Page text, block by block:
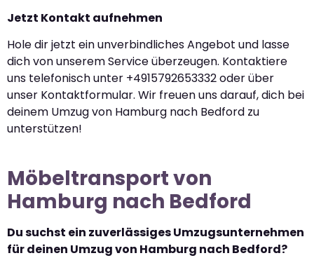
Jetzt Kontakt aufnehmen
Hole dir jetzt ein unverbindliches Angebot und lasse
dich von unserem Service überzeugen. Kontaktiere
uns telefonisch unter +4915792653332 oder über
unser Kontaktformular. Wir freuen uns darauf, dich bei
deinem Umzug von Hamburg nach Bedford zu
unterstützen!
Möbeltransport von
Hamburg nach Bedford
Du suchst ein zuverlässiges Umzugsunternehmen
für deinen Umzug von Hamburg nach Bedford?